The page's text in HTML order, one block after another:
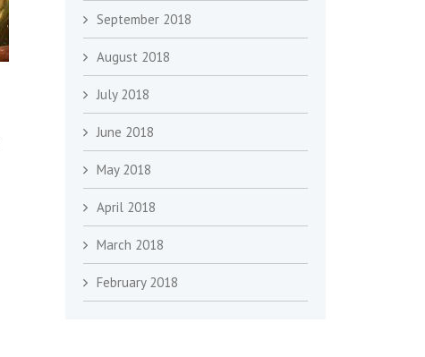
September 2018
August 2018
July 2018
June 2018
May 2018
April 2018
March 2018
February 2018